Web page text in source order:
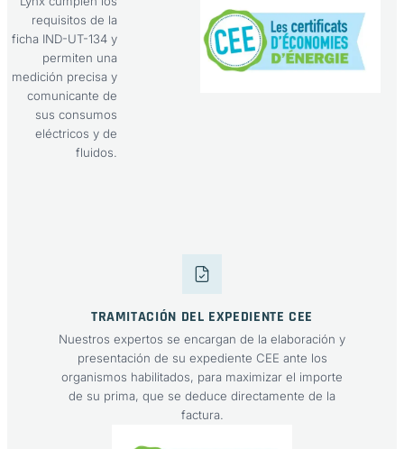
requisitos de la
ficha IND-UT-134 y
permiten una
medición precisa y
comunicante de
sus consumos
eléctricos y de
fluidos.
TRAMITACIÓN DEL EXPEDIENTE CEE
Nuestros expertos se encargan de la elaboración y
presentación de su expediente CEE ante los
organismos habilitados, para maximizar el importe
de su prima, que se deduce directamente de la
factura.